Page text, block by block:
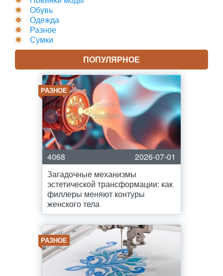
Обувь
Одежда
Разное
Сумки
ПОПУЛЯРНОЕ
РАЗНОЕ
4068
2026-07-01
Загадочные механизмы
эстетической трансформации: как
филлеры меняют контуры
женского тела
РАЗНОЕ